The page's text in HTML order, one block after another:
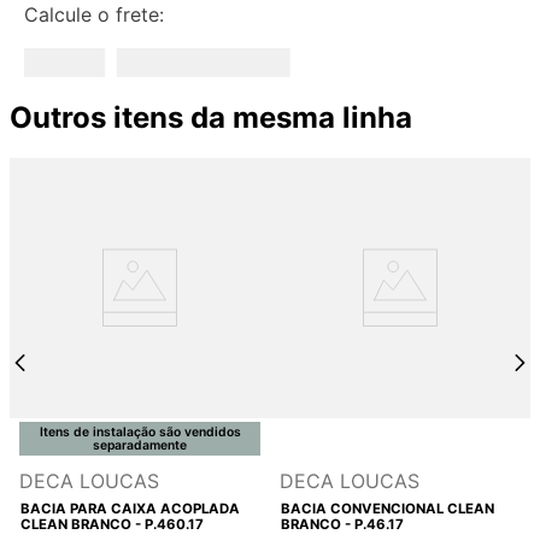
Calcule o frete:
Outros itens da mesma linha
Itens de instalação são vendidos
separadamente
DECA LOUCAS
BACIA PARA CAIXA ACOPLADA
CLEAN BRANCO - P.460.17
DECA LOUCAS
BACIA CONVENCIONAL CLEAN
BRANCO - P.46.17